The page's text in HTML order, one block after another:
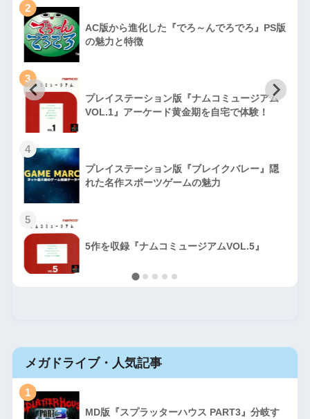
2
AC版から進化した『でろ～んでろでろ』PS版
の魅力と特徴
3
プレイステーション版『ナムコミュージアム
VOL.1』アーケード黄金期を自宅で体験！
4
プレイステーション版『ブレイクバレー』隠
れた名作スポーツゲームの魅力
5
5作を収録『ナムコミュージアムVOL.5』
メガドライブ・人気記事
1
MD版『スプラッターハウス PART3』分岐す